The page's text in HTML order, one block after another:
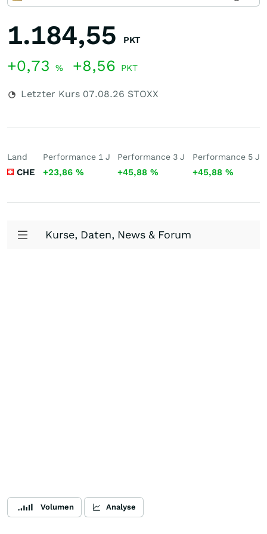
1.184,55 PKT
+0,73 % +8,56 PKT
Letzter Kurs 07.08.26 STOXX
Land
CHE
Performance 1 J
+23,86 %
Performance 3 J
+45,88%
Performance 5 J
+45,88 %
Kurse, Daten, News & Forum
Volumen Analyse